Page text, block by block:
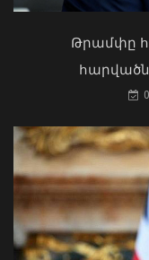
ՀՀ-ն և
բացել կայուն և
խաղաղության
Կովկասում ԵՄ
ներկայացուցիչ
08 Օգոստոս, 2026
Կաթողիկոսը
կանգնի, եթե
արտաքին
դարձել.
07 Օգոստոս, 2026
Թրամփը